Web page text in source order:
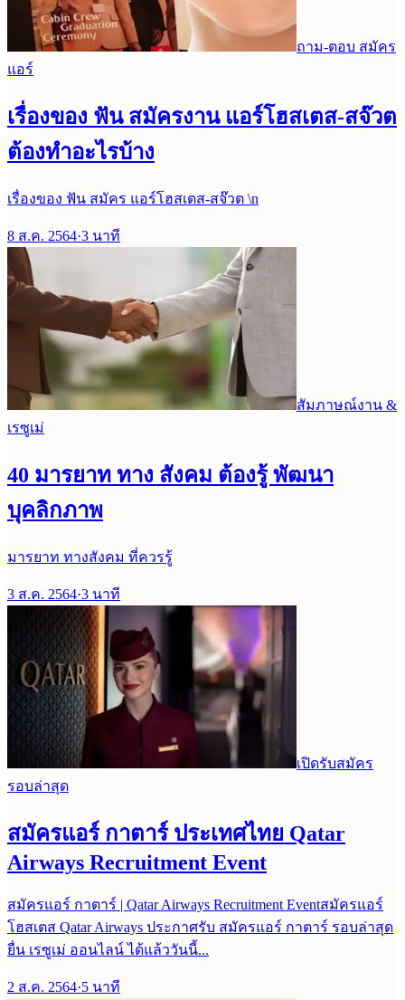
ถาม-ตอบ สมัคร
แอร์
เรื่องของ ฟัน สมัครงาน แอร์โฮสเตส-สจ๊วต
ต้องทำอะไรบ้าง
เรื่องของ ฟัน สมัคร แอร์โฮสเตส-สจ๊วต \n
8 ส.ค. 2564·3 นาที
สัมภาษณ์งาน &
เรซูเม่
40 มารยาท ทาง สังคม ต้องรู้ พัฒนา
บุคลิกภาพ
มารยาท ทางสังคม ที่ควรรู้
3 ส.ค. 2564·3 นาที
เปิดรับสมัคร
รอบล่าสุด
สมัครแอร์ กาตาร์ ประเทศไทย Qatar
Airways Recruitment Event
สมัครแอร์ กาตาร์ | Qatar Airways Recruitment Eventสมัครแอร์
โฮสเตส Qatar Airways ประกาศรับ สมัครแอร์ กาตาร์ รอบล่าสุด
ยื่น เรซูเม่ ออนไลน์ ได้แล้ววันนี้...
2 ส.ค. 2564·5 นาที